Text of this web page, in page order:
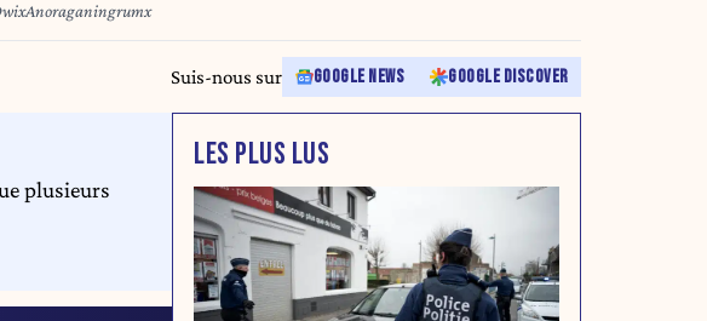
Suis-nous sur GOOGLE NEWS GOOGLE DISCOVER
plusieurs
LES PLUS LUS